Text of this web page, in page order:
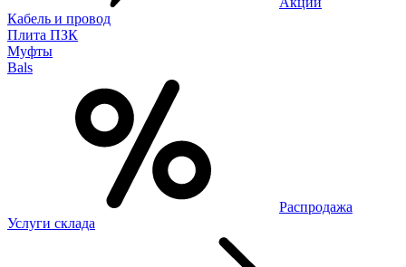
Кабель и провод
Плита ПЗК
Муфты
Bals
Распродажа
Услуги склада